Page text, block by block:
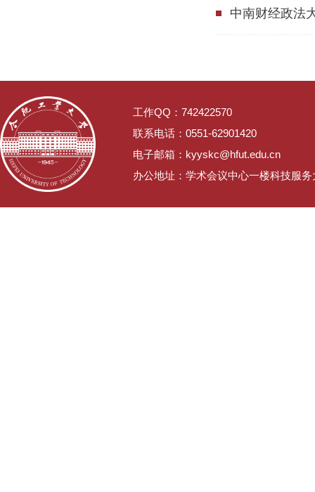
中南财经政法
工作QQ：742422570
联系电话：0551-62901420
电子邮箱：kyyskc@hfut.edu.cn
办公地址：学术会议中心一楼科技服务